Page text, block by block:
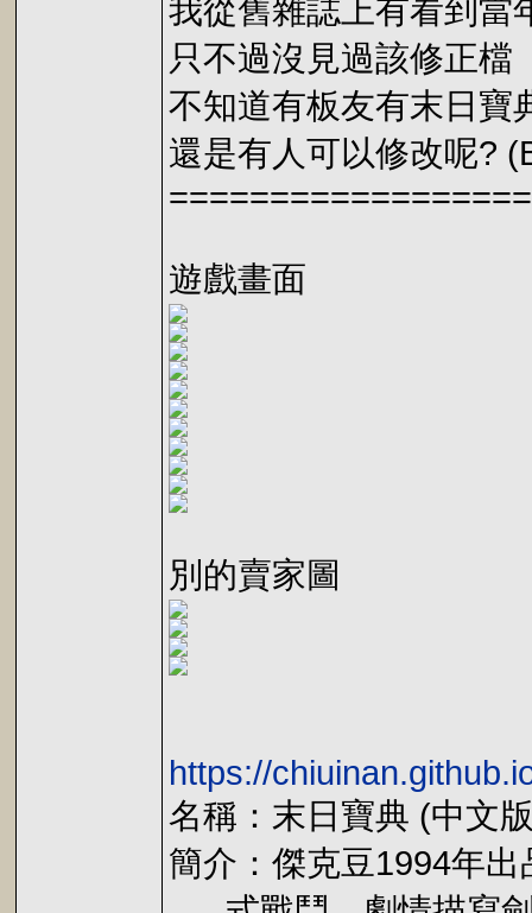
我從舊雜誌上有看到當
只不過沒見過該修正檔
不知道有板友有末日寶
還是有人可以修改呢?
遊戲畫面
別的賣家圖
https://
名稱：末日寶典 (中文
簡介：傑克豆1994年